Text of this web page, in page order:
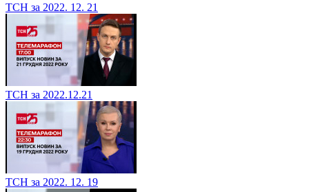
ТСН за 2022. 12. 21
ТСН за 2022.12.21
ТСН за 2022. 12. 19